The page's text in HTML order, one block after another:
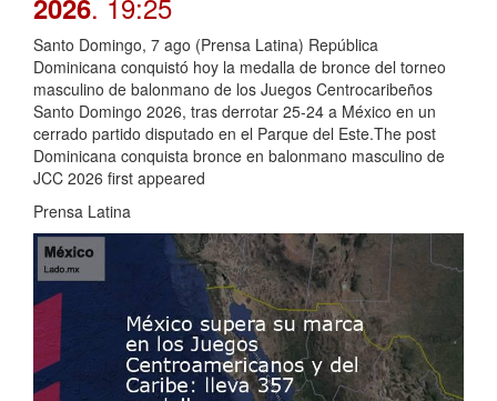
Santo Domingo, 7 ago (Prensa Latina) República
Dominicana conquistó hoy la medalla de bronce del torneo
masculino de balonmano de los Juegos Centrocaribeños
Santo Domingo 2026, tras derrotar 25-24 a México en un
cerrado partido disputado en el Parque del Este.The post
Dominicana conquista bronce en balonmano masculino de
JCC 2026 first appeared
Prensa Latina